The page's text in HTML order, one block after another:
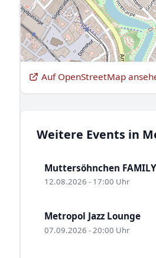
Auf OpenStreetMap
Weitere Events in
Muttersöhnchen
12.08.2026 - 17:00 Uhr
Metropol Jazz Lounge
07.09.2026 - 20:00 Uhr